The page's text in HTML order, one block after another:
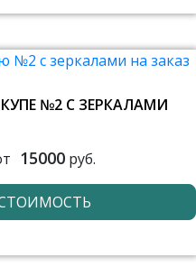
№2 С ЗЕРКАЛАМИ
15000руб.